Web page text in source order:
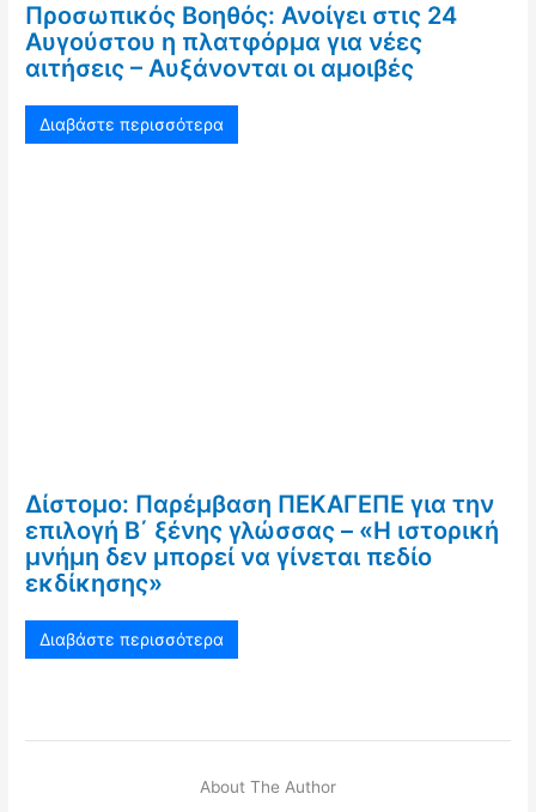
Προσωπικός Βοηθός: Ανοίγει στις 24
Αυγούστου η πλατφόρμα για νέες
αιτήσεις – Αυξάνονται οι αμοιβές
Διαβάστε περισσότερα
Δίστομο: Παρέμβαση ΠΕΚΑΓΕΠΕ για την
επιλογή Β΄ ξένης γλώσσας – «Η ιστορική
μνήμη δεν μπορεί να γίνεται πεδίο
εκδίκησης»
Διαβάστε περισσότερα
About The Author